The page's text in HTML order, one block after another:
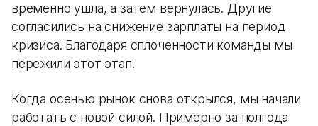
временно ушла, а затем вернулась. Другие
согласились на снижение зарплаты на период
кризиса. Благодаря сплоченности команды мы
пережили этот этап.
Когда осенью рынок снова открылся, мы начали
работать с новой силой. Примерно за полгода